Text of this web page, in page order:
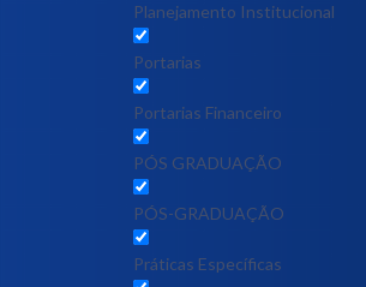
Planejamento Institucional
Portarias
Portarias Financeiro
PÓS GRADUAÇÃO
PÓS-GRADUAÇÃO
Práticas Específicas